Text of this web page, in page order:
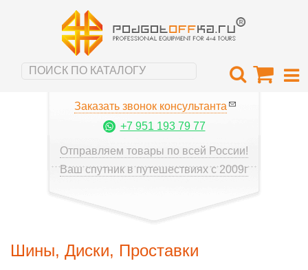
Заказать звонок консультанта
+7 951 193 79 77
Отправляем товары по всей России!
Ваш спутник в путешествиях с 2009г
Шины, Диски, Проставки